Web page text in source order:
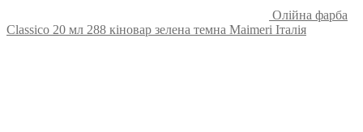
Олійна фарба
Classico 20 мл 288 кіновар зелена темна Maimeri Італія